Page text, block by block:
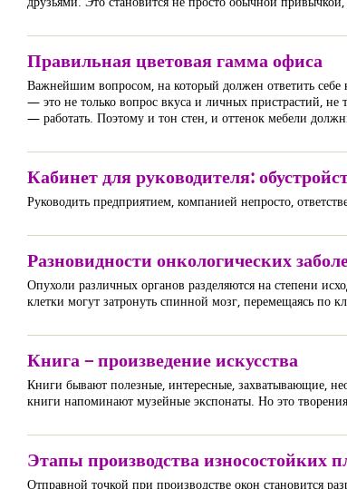
Правильная цветовая гамма офиса
Важнейшим вопросом, на который должен ответить
— это не только вопрос вкуса и личных пристрастий, не
— работать. Поэтому и тон стен, и оттенок мебели
Кабинет для руководителя:
Руководить предприятием, компанией непросто,
Разновидности онкологических
Опухоли различных органов разделяются на степени
клетки могут затронуть спинной мозг, перемещаясь по
Книга – произведение искусства
Книги бывают полезные, интересные, захватывающие,
книги напоминают музейные экспонаты. Но это
Этапы производства износостойких
Отправной точкой при производстве окон становится